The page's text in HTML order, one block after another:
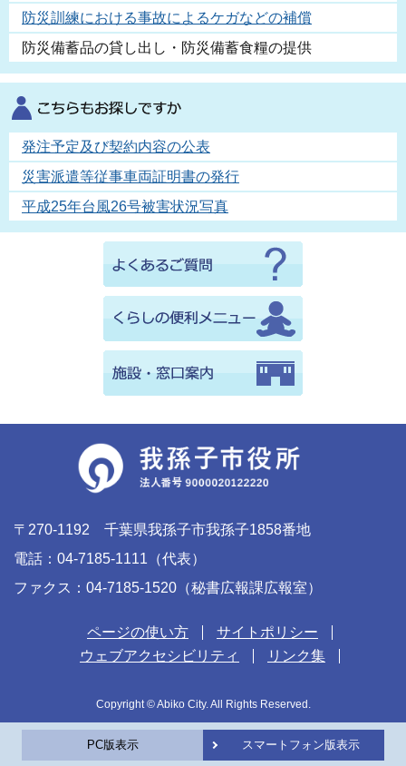
防災訓練における事故によるケガなどの補償
防災備蓄品の貸し出し・防災備蓄食糧の提供
発注予定及び契約内容の公表
災害派遣等従事車両証明書の発行
平成25年台風26号被害状況写真
〒270-1192 千葉県我孫子市我孫子1858番地
電話：04-7185-1111（代表）
ファクス：04-7185-1520（秘書広報課広報室）
ページの使い方
サイトポリシー
ウェブアクセシビリティ
リンク集
Copyright © Abiko City. All Rights Reserved.
PC版表示 スマートフォン版表示